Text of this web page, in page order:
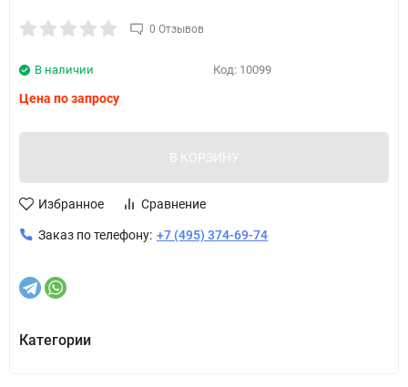
0 Отзывов
Код: 10099
В наличии
Цена по запросу
В КОРЗИНУ
Избранное Сравнение
Заказ по телефону: +7 (495) 374-69-74
Категории